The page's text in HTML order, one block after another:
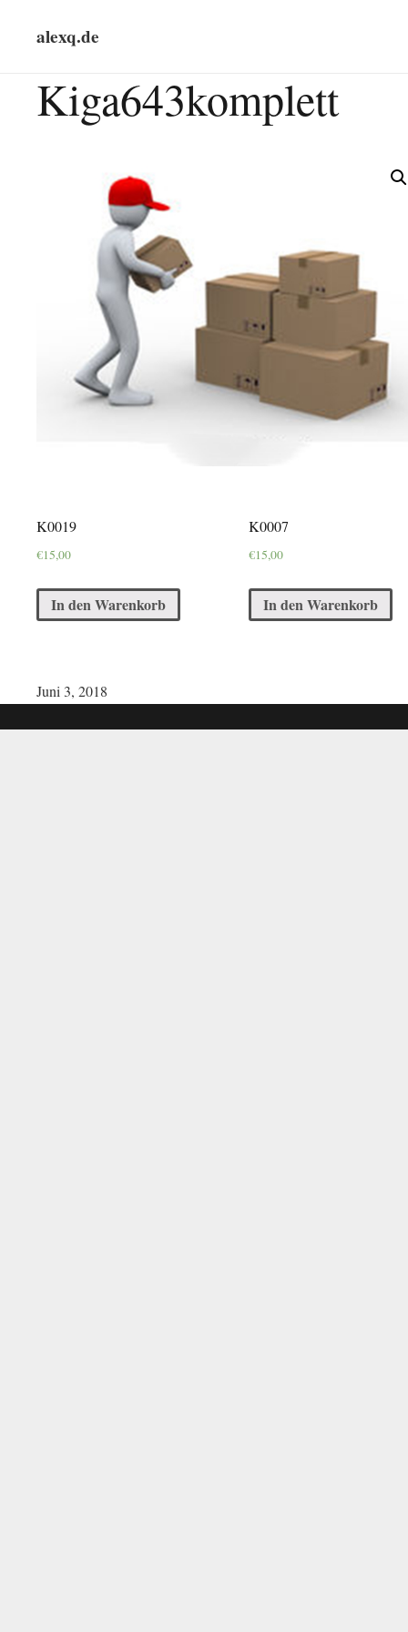
alexq.de
Kiga643komplett
K0019
€15,00
In den Warenkorb
K0007
€15,00
In den Warenkorb
Juni 3, 2018